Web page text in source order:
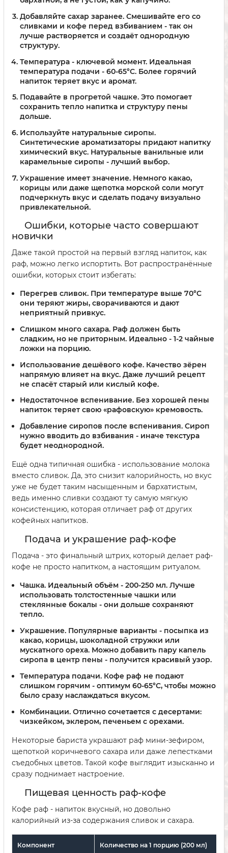
Добавляйте сахар заранее. Смешивайте его со
сливками и кофе перед взбиванием - так он
лучше растворяется и создаёт однородную
структуру.
Температура - ключевой момент. Идеальная
температура подачи - 60-65°C. Более горячий
напиток теряет вкус и аромат.
Подавайте в прогретой чашке. Это помогает
сохранить тепло напитка и структуру пены
дольше.
Используйте натуральные сиропы.
Синтетические ароматизаторы придают напитку
химический вкус. Натуральные ванильные или
карамельные сиропы - лучший выбор.
Украшение имеет значение. Немного какао,
корицы или даже щепотка морской соли могут
подчеркнуть вкус и сделать подачу визуально
привлекательной.
Ошибки, которые часто совершают
новички
Даже такой простой на первый взгляд напиток, как
раф, можно легко испортить. Вот распространённые
ошибки, которых стоит избегать:
Перегрев сливок. При температуре выше 70°C
они теряют жиры, сворачиваются и дают
неприятный привкус.
Слишком много сахара. Раф должен быть
сладким, но не приторным. Идеально - 1-2 чайные
ложки на порцию.
Использование дешёвого кофе. Качество зёрен
напрямую влияет на вкус. Даже лучший рецепт
не спасёт старый или кислый кофе.
Недостаточное вспенивание. Без хорошей пены
напиток теряет свою «рафовскую» кремовость.
Добавление сиропов после вспенивания. Сироп
нужно вводить до взбивания - иначе текстура
будет неоднородной.
Ещё одна типичная ошибка - использование молока
вместо сливок. Да, это снизит калорийность, но вкус
уже не будет таким насыщенным и бархатистым,
ведь именно сливки создают ту самую мягкую
консистенцию, которая отличает раф от других
кофейных напитков.
Подача и украшение раф-кофе
Подача - это финальный штрих, который делает раф-
кофе не просто напитком, а настоящим ритуалом.
Чашка. Идеальный объём - 200-250 мл. Лучше
использовать толстостенные чашки или
стеклянные бокалы - они дольше сохраняют
тепло.
Украшение. Популярные варианты - посыпка из
какао, корицы, шоколадной стружки или
мускатного ореха. Можно добавить пару капель
сиропа в центр пены - получится красивый узор.
Температура подачи. Кофе раф не подают
слишком горячим - оптимум 60-65°C, чтобы можно
было сразу наслаждаться вкусом.
Комбинации. Отлично сочетается с десертами:
чизкейком, эклером, печеньем с орехами.
Некоторые бариста украшают раф мини-зефиром,
щепоткой коричневого сахара или даже лепестками
съедобных цветов. Такой кофе выглядит изысканно и
сразу поднимает настроение.
Пищевая ценность раф-кофе
Кофе раф - напиток вкусный, но довольно
калорийный из-за содержания сливок и сахара.
Компонент Количество на 1 порцию (200 мл)